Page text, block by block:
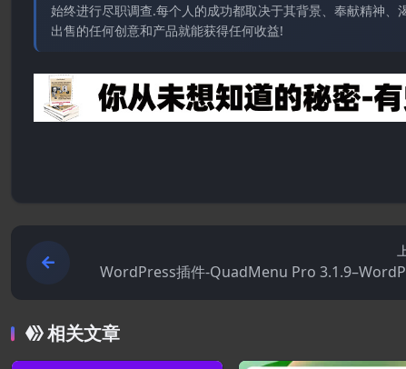
始终进行尽职调查.每个人的成功都取决于其背景、奉献精神
出售的任何创意和产品就能获得任何收益!
WordPress插件-QuadMenu Pro
超
相关文章